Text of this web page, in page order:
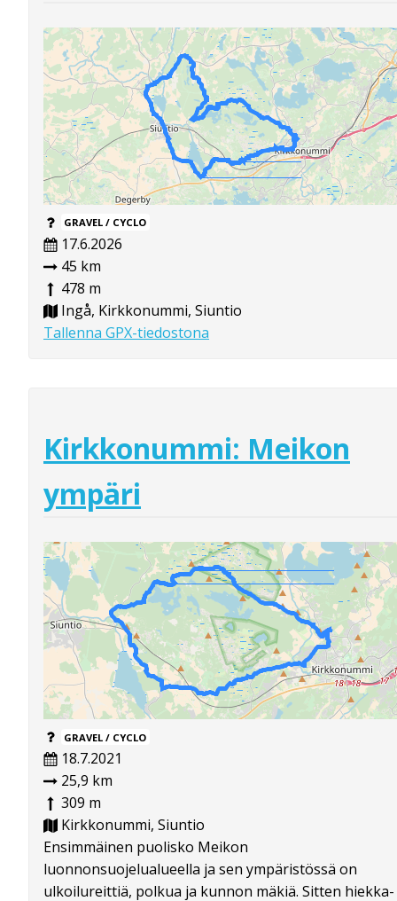
GRAVEL / CYCLO
17.6.2026
45 km
478 m
Ingå, Kirkkonummi, Siuntio
Tallenna GPX-tiedostona
Kirkkonummi: Meikon
ympäri
GRAVEL / CYCLO
18.7.2021
25,9 km
309 m
Kirkkonummi, Siuntio
Ensimmäinen puolisko Meikon
luonnonsuojelualueella ja sen ympäristössä on
ulkoilureittiä, polkua ja kunnon mäkiä. Sitten hiekka-